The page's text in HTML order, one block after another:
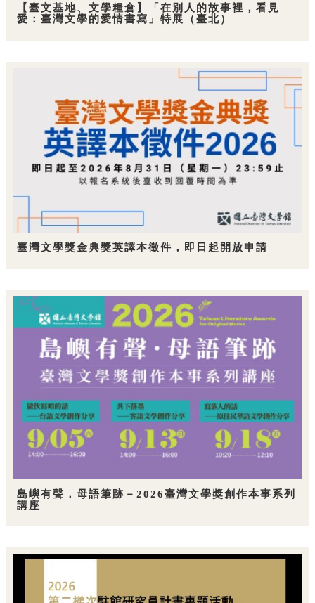
【臺文基地、文學糧倉】「在別人的故事裡，看見
愛：臺灣文學的愛情書寫」特展（臺北）
臺灣文學獎金典獎英譯本徵件，即日起開放申請
島嶼有聲．母語筆跡－2026臺灣文學獎創作本事系列
講座